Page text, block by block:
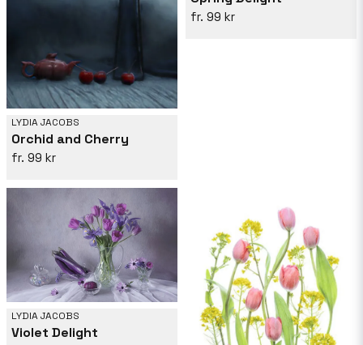
LYDIA JACOBS
Orchid and Cherry
99 kr
99 kr
LYDIA JACOBS
Violet Delight